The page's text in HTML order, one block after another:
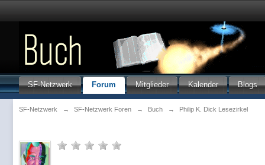
SF-Netzwerk Forum Mitglieder Kalender Blogs
SF-Netzwerk → SF-Netzwerk Foren → Buch → Philip K. Dick Lesezirkel